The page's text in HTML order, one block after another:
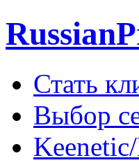
Стать
Выбор